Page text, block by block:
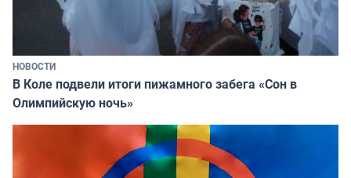
НОВОСТИ
В Коле подвели итоги пижамного забега «Сон в
Олимпийскую ночь»